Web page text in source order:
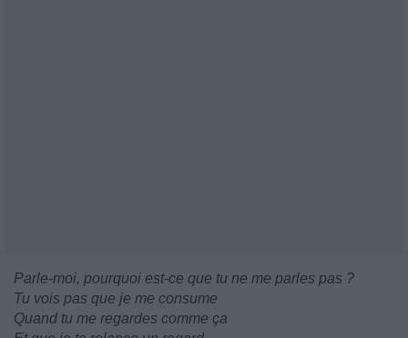
Parle-moi, pourquoi est-ce que tu ne me parles pas ?
Tu vois pas que je me consume
Quand tu me regardes comme ça